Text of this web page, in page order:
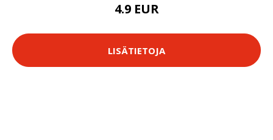
4.9 EUR
LISÄTIETOJA